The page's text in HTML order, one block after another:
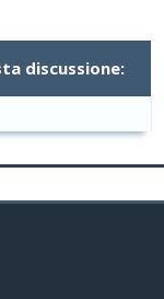
discussione: